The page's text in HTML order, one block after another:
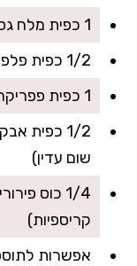
1 כפית מלח גס
1/2 כפית פלפל שחור גרוס
1 כפית פפריקה מתוקה
1/2 כפית
שום עדין)
1/4 כוס
קריספיות)
אפשרות